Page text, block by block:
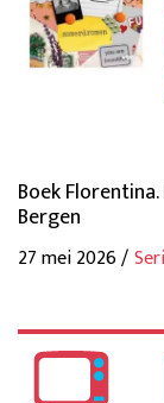
Boek
Bergen
27 mei 2026 /